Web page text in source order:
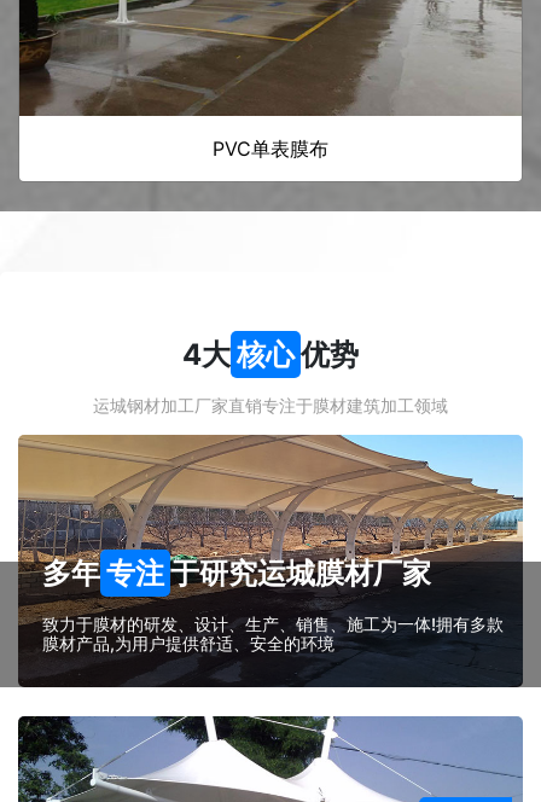
PVC单表膜布
4大核心优势
运城钢材加工厂家直销专注于膜材建筑加工领域
多年专注于研究运城膜材厂家
致力于膜材的研发、设计、生产、销售、施工为一体!拥有多款
膜材产品,为用户提供舒适、安全的环境